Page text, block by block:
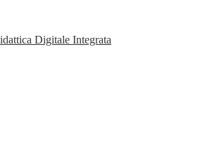
Digitale Integrata